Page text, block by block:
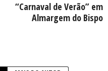
“Carnaval de Verão” em
Almargem do Bispo